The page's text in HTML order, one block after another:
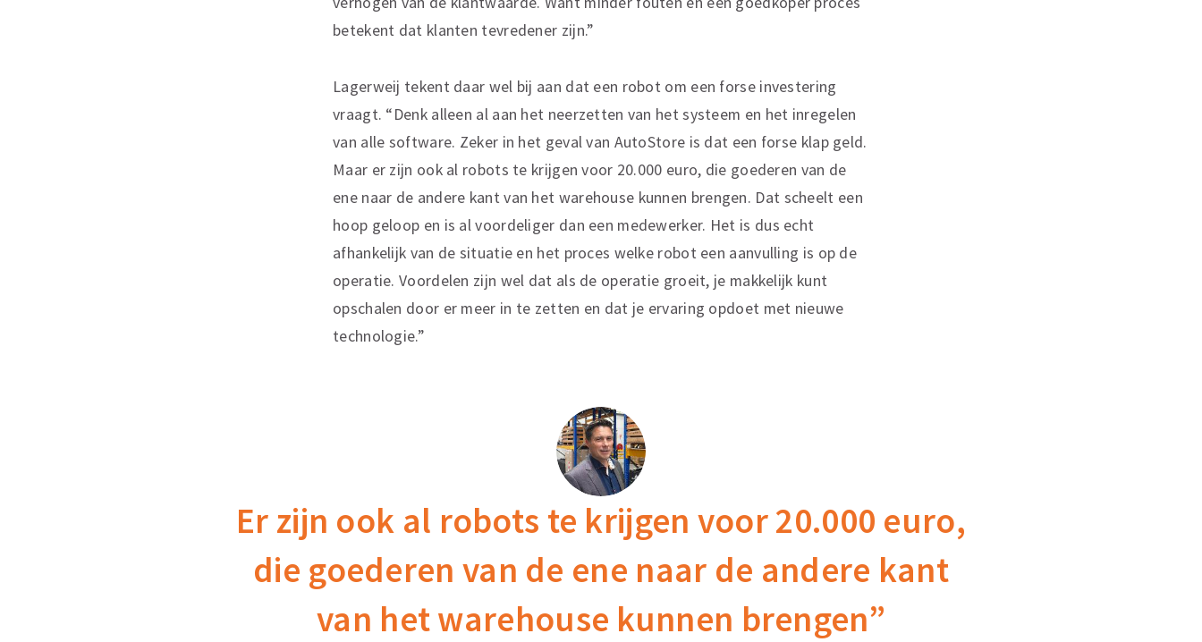
betekent dat klanten tevredener zijn.”
Lagerweij tekent daar wel bij aan dat een robot om een forse investering
vraagt. “Denk alleen al aan het neerzetten van het systeem en het inregelen
van alle software. Zeker in het geval van AutoStore is dat een forse klap geld.
Maar er zijn ook al robots te krijgen voor 20.000 euro, die goederen van de
ene naar de andere kant van het warehouse kunnen brengen. Dat scheelt een
hoop geloop en is al voordeliger dan een medewerker. Het is dus echt
afhankelijk van de situatie en het proces welke robot een aanvulling is op de
operatie. Voordelen zijn wel dat als de operatie groeit, je makkelijk kunt
opschalen door er meer in te zetten en dat je ervaring opdoet met nieuwe
technologie.”
Er zijn ook al robots te krijgen voor 20.000 euro,
die goederen van de ene naar de andere kant
van het warehouse kunnen brengen”